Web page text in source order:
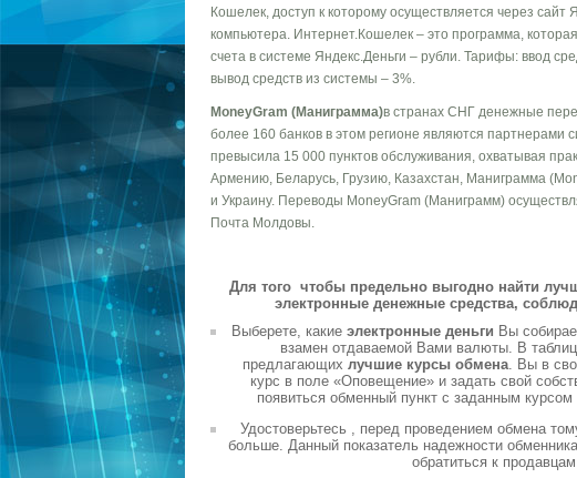
Кошелек, доступ к которому осуществляется через
компьютера. Интернет.Кошелек – это программа,
счета в системе Яндекс.Деньги – рубли. Тарифы: ввод
вывод средств из системы – 3%.
MoneyGram (Маниграмма)в странах СНГ денежные
более 160 банков в этом регионе являются партнерами
превысила 15 000 пунктов обслуживания, охватывая
Армению, Беларусь, Грузию, Казахстан, Маниграмма
и Украину. Переводы MoneyGram (Маниграмм)
Почта Молдовы.
Для того чтобы предельно выгодно найти
электронные денежные средства,
Выберете, какие электронные деньги Вы
взамен отдаваемой Вами валюты. В
предлагающих лучшие курсы обмена. Вы в
курс в поле «Оповещение» и задать свой
появиться обменный пункт с заданным
Удостоверьтесь , перед проведением обмена
больше. Данный показатель надежности
обратиться к